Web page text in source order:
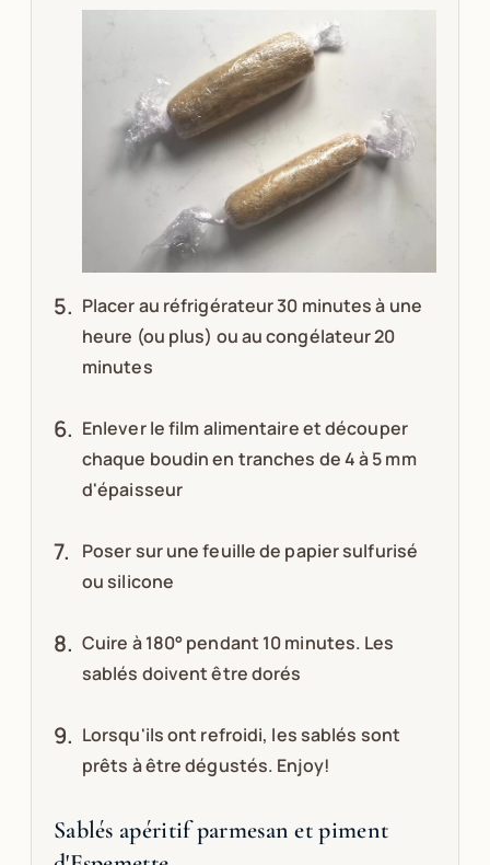
Placer au réfrigérateur 30 minutes à une
heure (ou plus) ou au congélateur 20
minutes
Enlever le film alimentaire et découper
chaque boudin en tranches de 4 à 5 mm
d'épaisseur
Poser sur une feuille de papier sulfurisé
ou silicone
Cuire à 180° pendant 10 minutes. Les
sablés doivent être dorés
Lorsqu'ils ont refroidi, les sablés sont
prêts à être dégustés. Enjoy!
Sablés apéritif parmesan et piment